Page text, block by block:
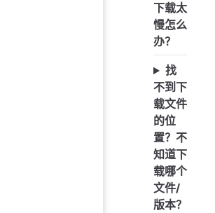
下载太
慢怎么
办？
找
不到下
载文件
的位
置？不
知道下
载哪个
文件/
版本？